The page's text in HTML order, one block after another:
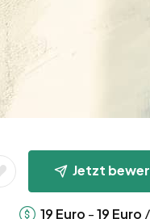
Jetzt
19 Euro -19 Euro